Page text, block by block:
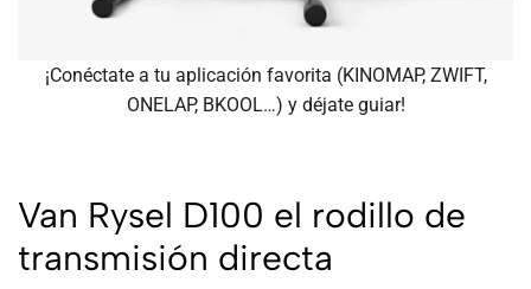
¡Conéctate a tu aplicación favorita (KINOMAP, ZWIFT,
ONELAP, BKOOL…) y déjate guiar!
Van Rysel D100 el rodillo de
transmisión directa